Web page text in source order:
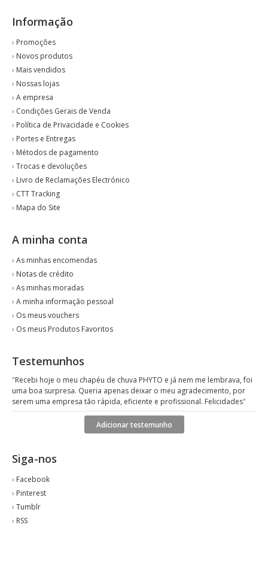
Informação
› Promoções
› Novos produtos
› Mais vendidos
› Nossas lojas
› A empresa
› Condições Gerais de Venda
› Política de Privacidade e Cookies
› Portes e Entregas
› Métodos de pagamento
› Trocas e devoluções
› Livro de Reclamações Electrónico
› CTT Tracking
› Mapa do Site
A minha conta
› As minhas encomendas
› Notas de crédito
› As minhas moradas
› A minha informação pessoal
› Os meus vouchers
› Os meus Produtos Favoritos
Testemunhos
"Recebi hoje o meu chapéu de chuva PHYTO e já nem me lembrava, foi
uma boa surpresa. Queria apenas deixar o meu agradecimento, por
serem uma empresa tão rápida, eficiente e profissional. Felicidades"
Adicionar testemunho
Siga-nos
› Facebook
› Pinterest
› Tumblr
› RSS